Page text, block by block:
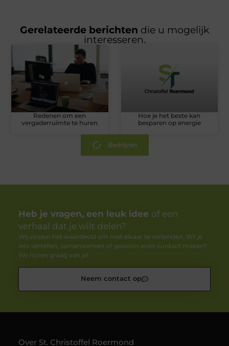
Gerelateerde berichten die u mogelijk
interesseren.
Redenen om een
vergaderruimte te huren
Hoe je het beste kan
besparen op energie
Bedrijven
Heb je vragen, een leuk idee of een
verhaal dat je wilt delen?
Wij vinden het waardevol om met elkaar te verbinden. Wil je
iets vertellen, samenwerken of gewoon even contact maken?
We horen graag van je!
Neem contact op
Over St. Christoffel Roermond